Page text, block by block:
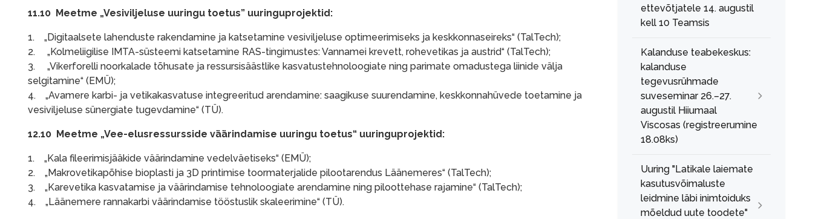
11.10 Meetme „Vesiviljeluse uuringu toetus” uuringuprojektid:
1. „Digitaalsete lahenduste rakendamine ja katsetamine vesiviljeluse optimeerimiseks ja keskkonnaseireks“ (TalTech);
2. „Kolmeliigilise IMTA-süsteemi katsetamine RAS-tingimustes: Vannamei krevett, rohevetikas ja austrid“ (TalTech);
3. „Vikerforelli noorkalade tõhusate ja ressursisäästlike kasvatustehnoloogiate ning parimate omadustega liinide välja
selgitamine“ (EMÜ);
4. „Avamere karbi- ja vetikakasvatuse integreeritud arendamine: saagikuse suurendamine, keskkonnahüvede toetamine ja
vesiviljeluse sünergiate tugevdamine“ (TÜ).
12.10 Meetme „Vee-elusressursside väärindamise uuringu toetus“ uuringuprojektid:
1. „Kala fileerimisjääkide väärindamine vedelväetiseks“ (EMÜ);
2. „Makrovetikapõhise bioplasti ja 3D printimise toormaterjalide pilootarendus Läänemeres“ (TalTech);
3. „Karevetika kasvatamise ja väärindamise tehnoloogiate arendamine ning piloottehase rajamine“ (TalTech);
4. „Läänemere rannakarbi väärindamise tööstuslik skaleerimine“ (TÜ).
ettevõtjatele 14. augustil
kell 10 Teamsis
Kalanduse teabekeskus:
kalanduse
tegevusrühmade
suveseminar 26.–27.
augustil Hiiumaal
Viscosas (registreerumine
18.08ks)
Uuring "Latikale laiemate
kasutusvõimaluste
leidmine läbi inimtoiduks
mõeldud uute toodete"